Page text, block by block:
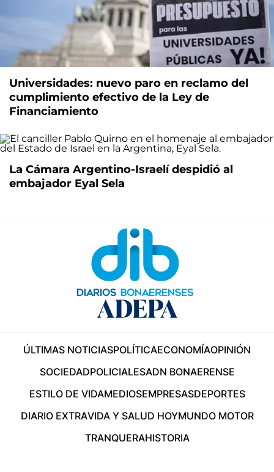
Universidades: nuevo paro en reclamo del
cumplimiento efectivo de la Ley de
Financiamiento
La Cámara Argentino-Israelí despidió al
embajador Eyal Sela
ÚLTIMAS NOTICIASPOLÍTICAECONOMÍAOPINIÓN
SOCIEDADPOLICIALESADN BONAERENSE
ESTILO DE VIDAMEDIOSEMPRESASDEPORTES
DIARIO EXTRAVIDA Y SALUD HOYMUNDO MOTOR
TRANQUERAHISTORIA